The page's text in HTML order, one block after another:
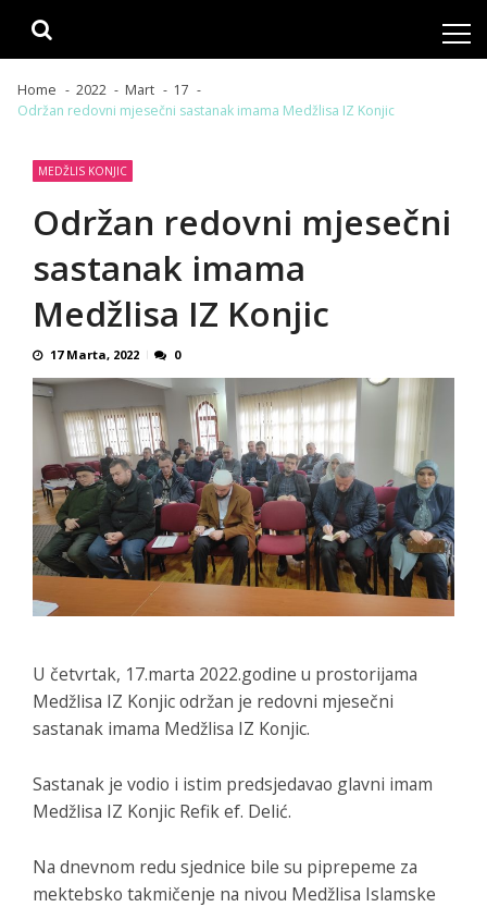
Home 2022 Mart
17
Održan redovni mjesečni sastanak imama Medžlisa IZ Konjic
MEDŽLIS KONJIC
Održan redovni mjesečni
sastanak imama
Medžlisa IZ Konjic
17 Marta, 2022 0
U četvrtak, 17.marta 2022.godine u prostorijama
Medžlisa IZ Konjic održan je redovni mjesečni
sastanak imama Medžlisa IZ Konjic.
Sastanak je vodio i istim predsjedavao glavni imam
Medžlisa IZ Konjic Refik ef. Delić.
Na dnevnom redu sjednice bile su piprepeme za
mektebsko takmičenje na nivou Medžlisa Islamske